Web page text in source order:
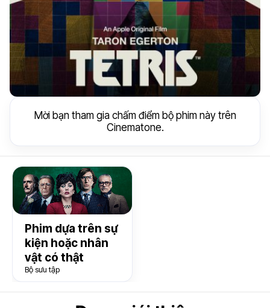
Mời bạn tham gia chấm điểm bộ phim này trên
Cinematone.
Phim dựa trên sự
kiện hoặc nhân
vật có thật
Bộ sưu tập